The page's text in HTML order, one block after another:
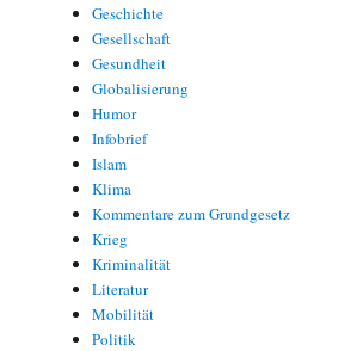
Geschichte
Gesellschaft
Gesundheit
Globalisierung
Humor
Infobrief
Islam
Klima
Kommentare zum Grundgesetz
Krieg
Kriminalität
Literatur
Mobilität
Politik